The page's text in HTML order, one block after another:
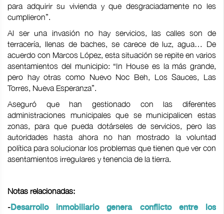
para adquirir su vivienda y que desgraciadamente no les
cumplieron”.
Al ser una invasión no hay servicios, las calles son de
terracería, llenas de baches, se carece de luz, agua… De
acuerdo con Marcos López, esta situación se repite en varios
asentamientos del municipio: “In House es la más grande,
pero hay otras como Nuevo Noc Beh, Los Sauces, Las
Torres, Nueva Esperanza”.
Aseguró que han gestionado con las diferentes
administraciones municipales que se municipalicen estas
zonas, para que pueda dotárseles de servicios, pero las
autoridades hasta ahora no han mostrado la voluntad
política para solucionar los problemas que tienen que ver con
asentamientos irregulares y tenencia de la tierra.
Notas relacionadas:
-Desarrollo inmobiliario genera conflicto entre los